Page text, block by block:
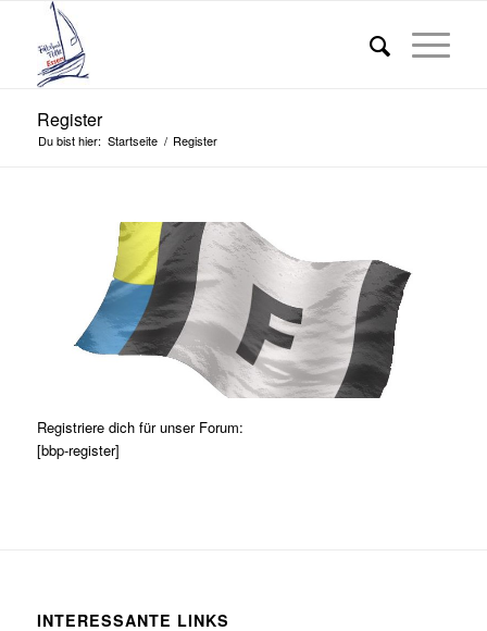
Register
Du bist hier: Startseite / Register
Registriere dich für unser Forum:
[bbp-register]
INTERESSANTE LINKS